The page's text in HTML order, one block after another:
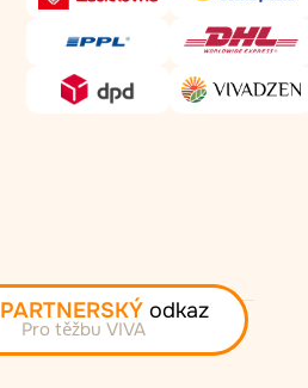
PARTNERSKÝ odkaz
Pro těžbu VIVA